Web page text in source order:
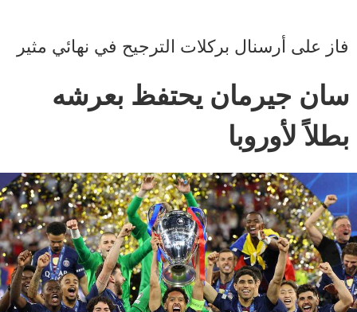
فاز على أرسنال بركلات الترجيح في نهائي مثير
سان جيرمان يحتفظ بعرشه
بطلاً لأوروبا